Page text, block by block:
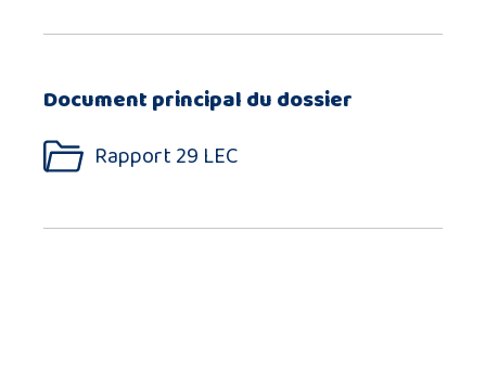
Document principal du dossier
Rapport 29 LEC